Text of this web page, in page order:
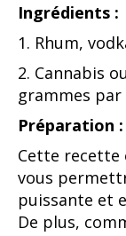
Ingrédients :
1. Rhum,
2. Cannabis
grammes
Préparation :
Cette recette
vous
puissante et
De plus,